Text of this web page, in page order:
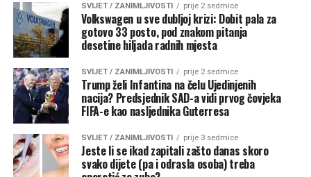
SVIJET / ZANIMLJIVOSTI prije 2 sedmice
Volkswagen u sve dubljoj krizi: Dobit pala za
gotovo 33 posto, pod znakom pitanja
desetine hiljada radnih mjesta
SVIJET / ZANIMLJIVOSTI prije 2 sedmice
Trump želi Infantina na čelu Ujedinjenih
nacija? Predsjednik SAD-a vidi prvog čovjeka
FIFA-e kao nasljednika Guterresa
SVIJET / ZANIMLJIVOSTI prije 3 sedmice
Jeste li se ikad zapitali zašto danas skoro
svako dijete (pa i odrasla osoba) treba